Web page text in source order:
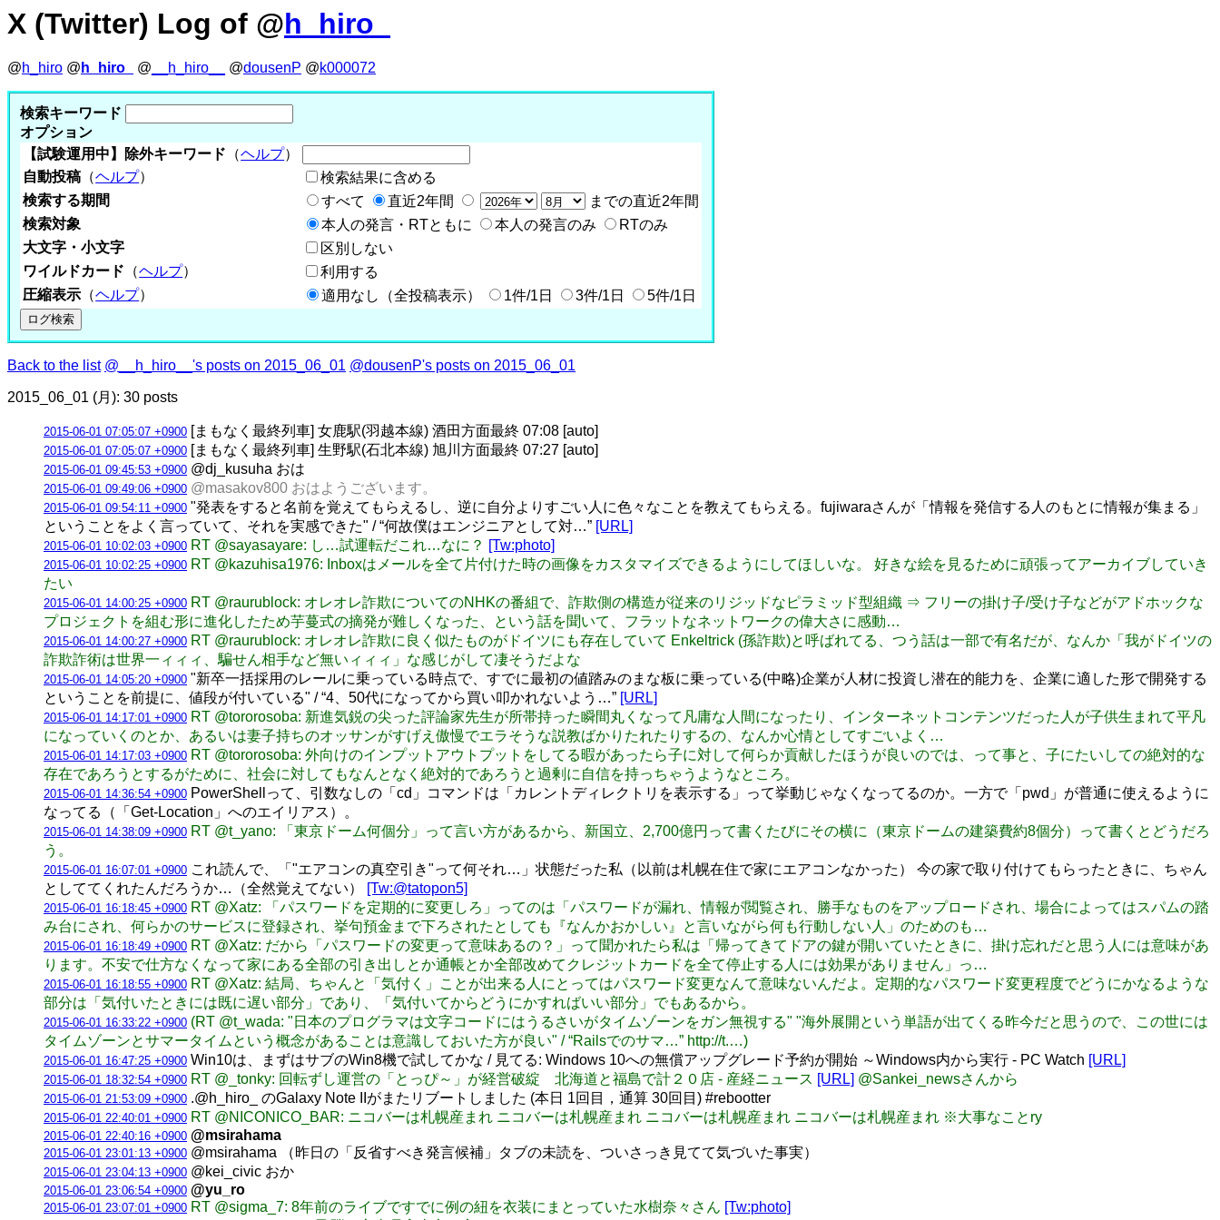
X (Twitter) Log of @h_hiro_
@h_hiro @ h_hiro_ @ __h_hiro__ @dousenP @k000072
検索キーワード
オプション
【試験運用中】除外キーワード （ヘルプ）
自動投稿 （ヘルプ）
検索結果に含める
検索する期間
すべて 直近2年間
までの直近2年間
検索対象
本人の発言・RTともに 本人の発言のみ
RTのみ
大文字・小文字
区別しない
ワイルドカード （ヘルプ）
利用する
圧縮表示 （ヘルプ） 適用なし（全投稿表示） 1件/1日 3件/1日 5件/1日
Back to the list @__h_hiro__'s posts on 2015_06_01 @dousenP's posts on 2015_06_01
2015_06_01 (月): 30 posts
2015-06-01 07:05:07 +0900 [まもなく最終列車] 女鹿駅(羽越本線) 酒田方面最終 07:08 [auto]
2015-06-01 07:05:07 +0900 [まもなく最終列車] 生野駅(石北本線) 旭川方面最終 07:27 [auto]
2015-06-01 09:45:53 +0900 @dj_kusuha おは
2015-06-01 09:49:06 +0900 @masakov800 おはようございます。
2015-06-01 09:54:11 +0900 "発表をすると名前を覚えてもらえるし、逆に自分よりすごい人に色々なことを教えてもらえる。fujiwaraさんが「情報を発信する人のもとに情報が集まる」
ということをよく言っていて、それを実感できた" / “何故僕はエンジニアとして対…” [URL]
2015-06-01 10:02:03 +0900 RT @sayasayare: し…試運転だこれ…なに？ [Tw:photo]
2015-06-01 10:02:25 +0900 RT @kazuhisa1976: Inboxはメールを全て片付けた時の画像をカスタマイズできるようにしてほしいな。 好きな絵を見るために頑張ってアーカイブしていき
たい
2015-06-01 14:00:25 +0900 RT @raurublock: オレオレ詐欺についてのNHKの番組で、詐欺側の構造が従来のリジッドなピラミッド型組織 ⇒ フリーの掛け子/受け子などがアドホックな
プロジェクトを組む形に進化したため芋蔓式の摘発が難しくなった、という話を聞いて、フラットなネットワークの偉大さに感動…
2015-06-01 14:00:27 +0900 RT @raurublock: オレオレ詐欺に良く似たものがドイツにも存在していて Enkeltrick (孫詐欺)と呼ばれてる、つう話は一部で有名だが、なんか「我がドイツの
詐欺詐術は世界一ィィィ、騙せん相手など無いィィィ」な感じがして凄そうだよな
2015-06-01 14:05:20 +0900 "新卒一括採用のレールに乗っている時点で、すでに最初の値踏みのまな板に乗っている(中略)企業が人材に投資し潜在的能力を、企業に適した形で開発する
ということを前提に、値段が付いている" / “4、50代になってから買い叩かれないよう…” [URL]
2015-06-01 14:17:01 +0900 RT @tororosoba: 新進気鋭の尖った評論家先生が所帯持った瞬間丸くなって凡庸な人間になったり、インターネットコンテンツだった人が子供生まれて平凡
になっていくのとか、あるいは妻子持ちのオッサンがすげえ傲慢でエラそうな説教ばかりたれたりするの、なんか心情としてすごいよく…
2015-06-01 14:17:03 +0900 RT @tororosoba: 外向けのインプットアウトプットをしてる暇があったら子に対して何らか貢献したほうが良いのでは、って事と、子にたいしての絶対的な
存在であろうとするがために、社会に対してもなんとなく絶対的であろうと過剰に自信を持っちゃうようなところ。
2015-06-01 14:36:54 +0900 PowerShellって、引数なしの「cd」コマンドは「カレントディレクトリを表示する」って挙動じゃなくなってるのか。一方で「pwd」が普通に使えるように
なってる（「Get-Location」へのエイリアス）。
2015-06-01 14:38:09 +0900 RT @t_yano: 「東京ドーム何個分」って言い方があるから、新国立、2,700億円って書くたびにその横に（東京ドームの建築費約8個分）って書くとどうだろ
う。
2015-06-01 16:07:01 +0900 これ読んで、「"エアコンの真空引き"って何それ…」状態だった私（以前は札幌在住で家にエアコンなかった） 今の家で取り付けてもらったときに、ちゃん
としててくれたんだろうか…（全然覚えてない）
[Tw:@tatopon5]
2015-06-01 16:18:45 +0900 RT @Xatz: 「パスワードを定期的に変更しろ」ってのは「パスワードが漏れ、情報が閲覧され、勝手なものをアップロードされ、場合によってはスパムの踏
み台にされ、何らかのサービスに登録され、挙句預金まで下ろされたとしても『なんかおかしい』と言いながら何も行動しない人」のためのも…
2015-06-01 16:18:49 +0900 RT @Xatz: だから「パスワードの変更って意味あるの？」って聞かれたら私は「帰ってきてドアの鍵が開いていたときに、掛け忘れだと思う人には意味があ
ります。不安で仕方なくなって家にある全部の引き出しとか通帳とか全部改めてクレジットカードを全て停止する人には効果がありません」っ…
2015-06-01 16:18:55 +0900 RT @Xatz: 結局、ちゃんと「気付く」ことが出来る人にとってはパスワード変更なんて意味ないんだよ。定期的なパスワード変更程度でどうにかなるような
部分は「気付いたときには既に遅い部分」であり、「気付いてからどうにかすればいい部分」でもあるから。
2015-06-01 16:33:22 +0900 (RT @t_wada: "日本のプログラマは文字コードにはうるさいがタイムゾーンをガン無視する" "海外展開という単語が出てくる昨今だと思うので、この世には
タイムゾーンとサマータイムという概念があることは意識しておいた方が良い" / “Railsでのサマ…” http://t.…)
2015-06-01 16:47:25 +0900 Win10は、まずはサブのWin8機で試してかな / 見てる: Windows 10への無償アップグレード予約が開始 ～Windows内から実行 - PC Watch [URL]
2015-06-01 18:32:54 +0900 RT @_tonky: 回転ずし運営の「とっぴ～」が経営破綻 北海道と福島で計２０店 - 産経ニュース [URL] @Sankei_newsさんから
2015-06-01 21:53:09 +0900 .@h_hiro_ のGalaxy Note IIがまたリブートしました (本日 1回目，通算 30回目) #rebootter
2015-06-01 22:40:01 +0900 RT @NICONICO_BAR: ニコバーは札幌産まれ ニコバーは札幌産まれ ニコバーは札幌産まれ ニコバーは札幌産まれ ※大事なことry
2015-06-01 22:40:16 +0900 @msirahama
2015-06-01 23:01:13 +0900 @msirahama （昨日の「反省すべき発言候補」タブの未読を、ついさっき見てて気づいた事実）
2015-06-01 23:04:13 +0900 @kei_civic おか
2015-06-01 23:06:54 +0900 @yu_ro
2015-06-01 23:07:01 +0900 RT @sigma_7: 8年前のライブですでに例の紐を衣装にまとっていた水樹奈々さん [Tw:photo]